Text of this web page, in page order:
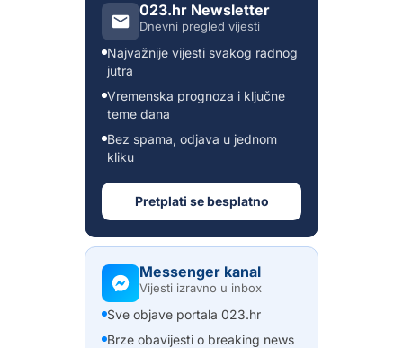
023.hr Newsletter
Dnevni pregled vijesti
Najvažnije vijesti svakog radnog
jutra
Vremenska prognoza i ključne
teme dana
Bez spama, odjava u jednom
kliku
Pretplati se besplatno
Messenger kanal
Vijesti izravno u inbox
Sve objave portala 023.hr
Brze obavijesti o breaking news